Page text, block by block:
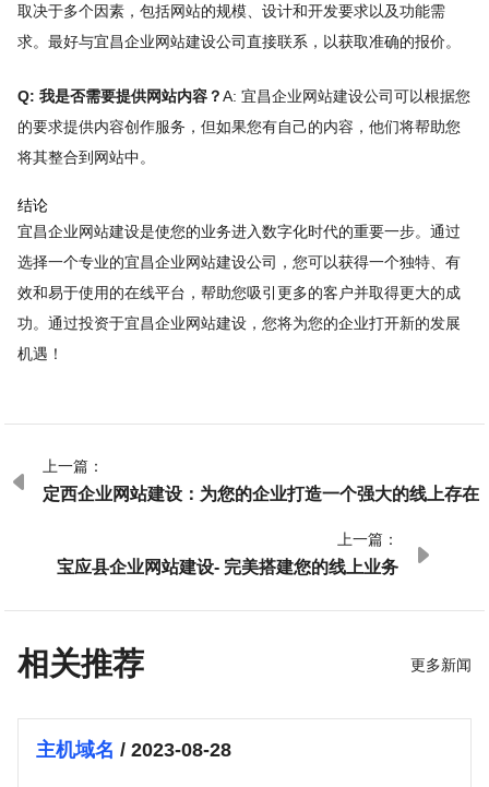
取决于多个因素，包括网站的规模、设计和开发要求以及功能需
求。最好与宜昌企业网站建设公司直接联系，以获取准确的报价。
Q: 我是否需要提供网站内容？A: 宜昌企业网站建设公司可以根据您
的要求提供内容创作服务，但如果您有自己的内容，他们将帮助您
将其整合到网站中。
结论
宜昌企业网站建设是使您的业务进入数字化时代的重要一步。通过
选择一个专业的宜昌企业网站建设公司，您可以获得一个独特、有
效和易于使用的在线平台，帮助您吸引更多的客户并取得更大的成
功。通过投资于宜昌企业网站建设，您将为您的企业打开新的发展
机遇！

上一篇：
定西企业网站建设：为您的企业打造一个强大的线上存在
上一篇：
宝应县企业网站建设- 完美搭建您的线上业务

相关推荐 更多新闻
主机域名/ 2023-08-28